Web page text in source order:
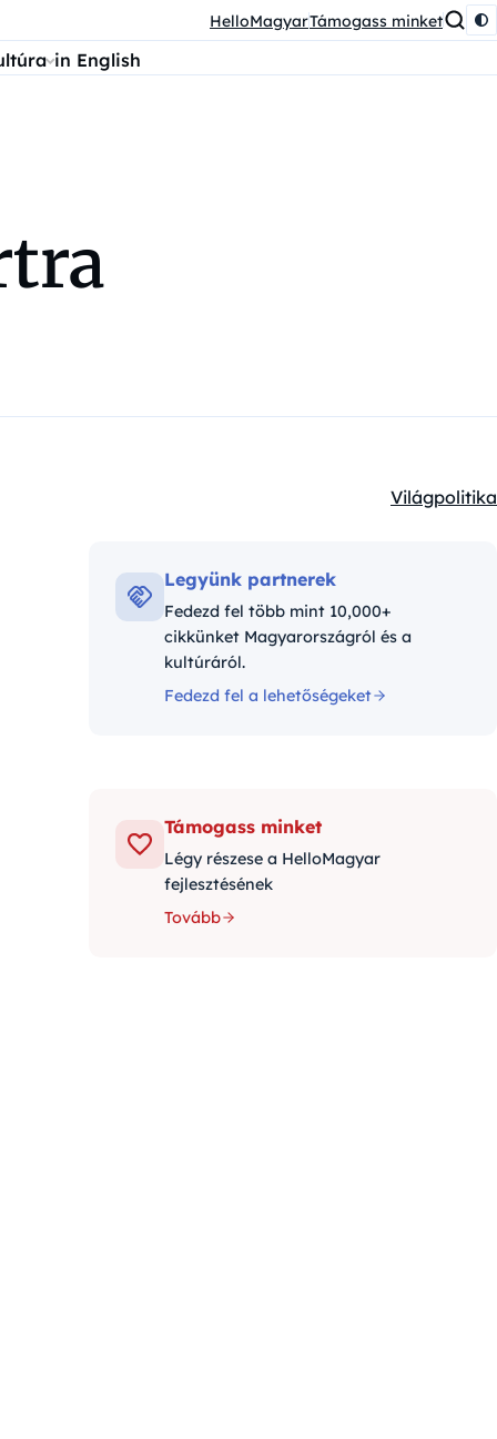
HelloMagyarTámogass minket
in English
Kategóriák:
Világpolitika
Legyünk partnerek
Fedezd fel több mint 10,000+
cikkünket Magyarországról és a
kultúráról.
Fedezd fel a lehetőségeket
Támogass minket
Légy részese a HelloMagyar
fejlesztésének
Tovább